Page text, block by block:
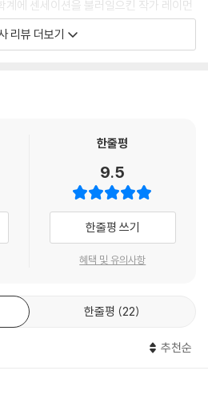
가 말했다. “대통령에게 직접 사면을 받
두라고.”
오면 머리카락이 곱슬곱슬 말리고 피부
그런 밤이면 어느 술판이든 한바탕 싸움
낙네들은 식칼의 날을 만지며 남편의 목
다. 칵테일 바에서 거나하게 맥주를 걸칠
말이야. 암튼 워낙 매워서, 한 일주일 동
이 나더라고. 내가 줄행랑을 쳐야 했다니
있지만 그래도 마음씨 좋은 자네를 버리
를 부친 곳에서 수천 킬로미터는 떨어진
계에 센세이션을 불러일으킨 작가 레이먼
세계문학 단편선] 스물두 번째 권으로 출
을 보내다 자신도 소설을 쓸 수 있겠다
다. 5개월에 걸쳐 18,000단어를 사용하여
넘은 다소 늦은 나이에 그는 작가로 데
쓴 첫 장편소설 『빅 슬립』을 출판하여 독
고, 이어 그는 필립 말로를 주인공으로 한
별』 등의 장편소설을 낸다. 레이먼드 챈들러
자체”라고 역설했는데, 위대한 미스터
필립 말로와 맥을 같이하는 차갑지만 정
을 썼고 이 역시 많은 독자들의 사랑을
다른 작가들이 빠른 속도로 시간 떼우기
을 영국에서 보내며 쌓은 고전 영문학
리뷰 더보기
한줄평
9.5
한줄평 쓰기
혜택 및 유의사항
한줄평 22
추천순